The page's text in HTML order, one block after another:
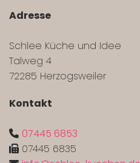
Adresse
Schlee Küche und Idee
Talweg 4
72285 Herzogsweiler
Kontakt
 07445 6853
 07445 6835